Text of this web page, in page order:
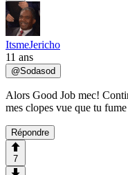
ItsmeJericho
11 ans
@Sodasod
Alors Good Job mec!
mes clopes vue que tu
Répondre
7